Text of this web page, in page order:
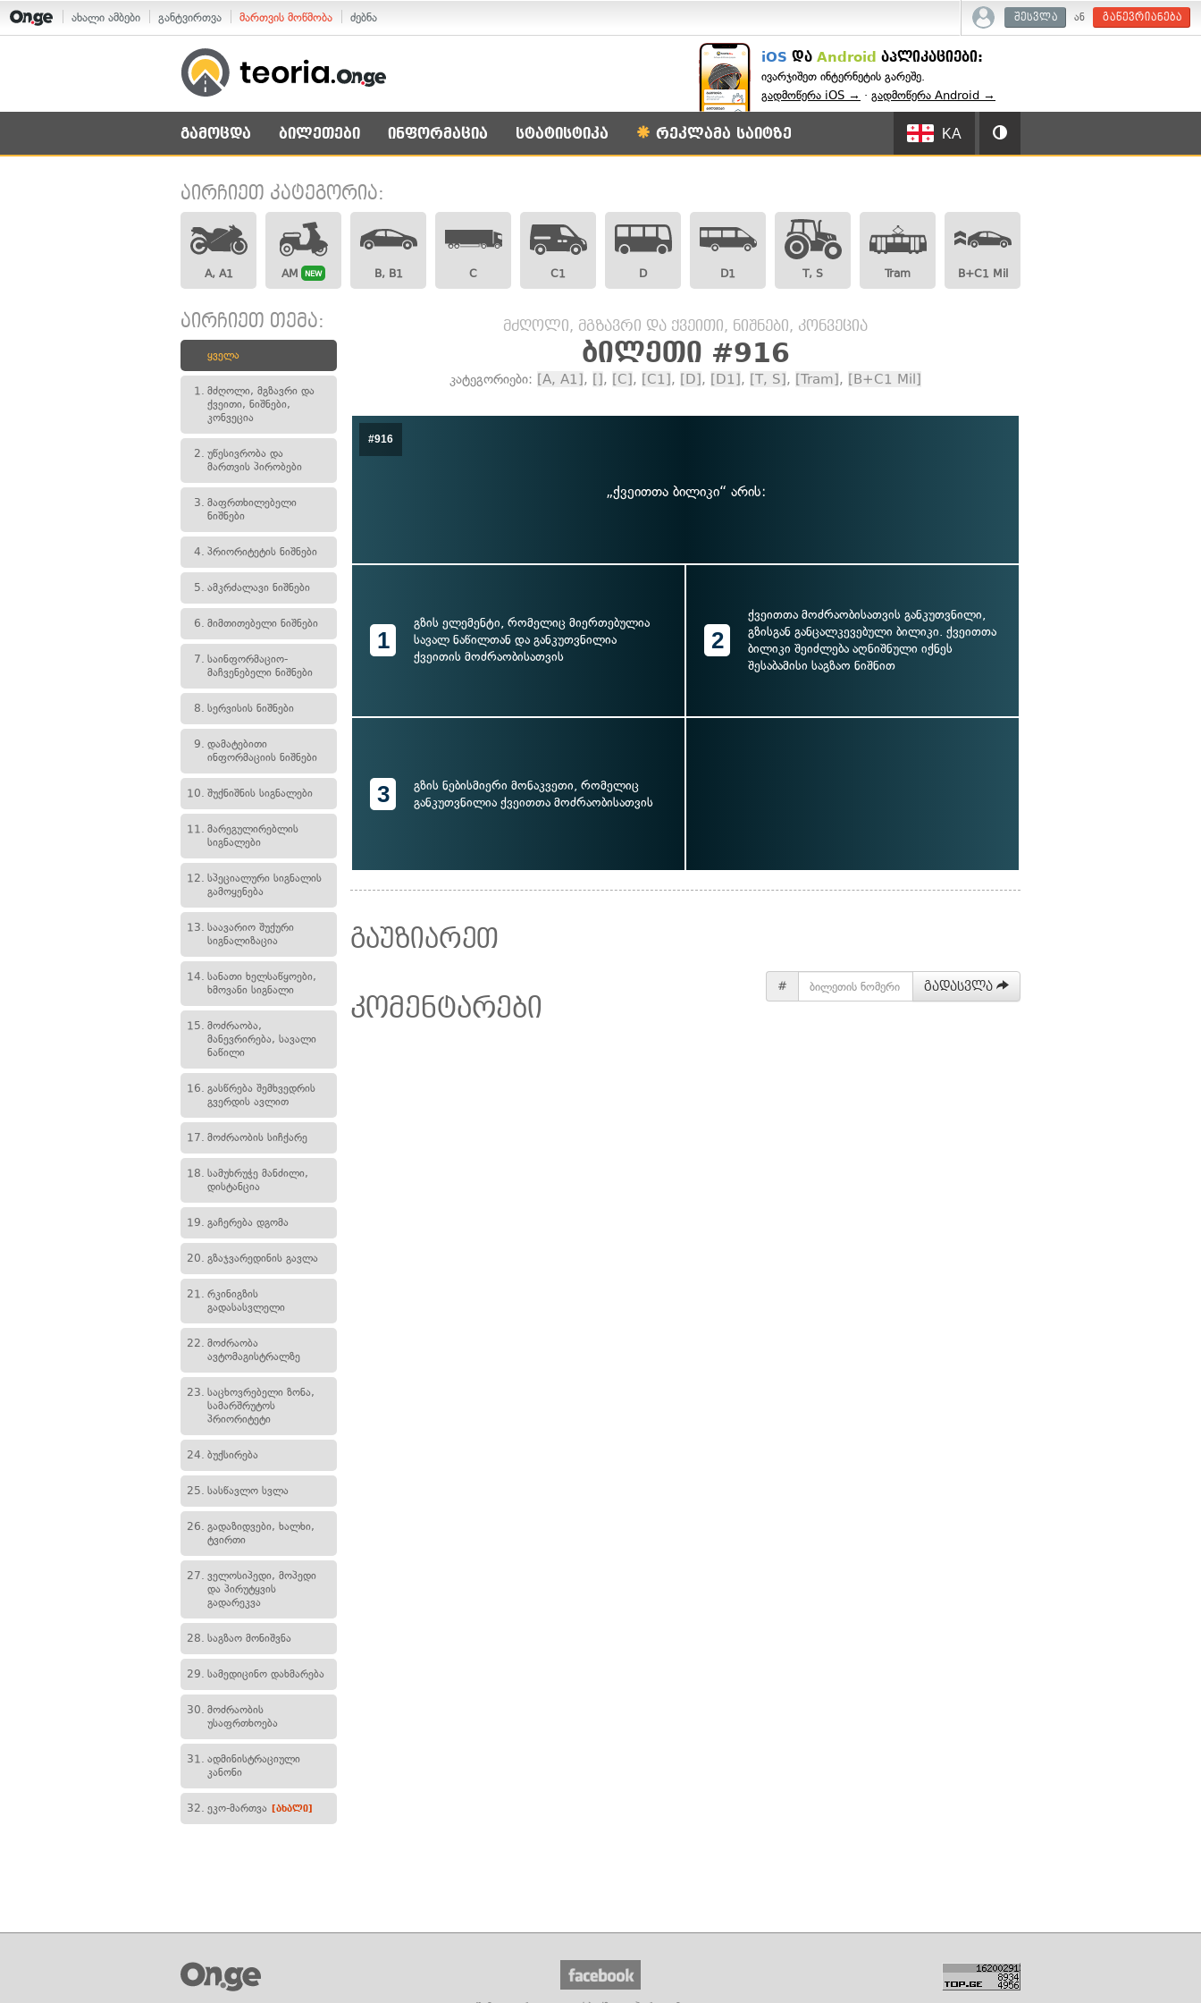
ახალი ამბები განტვირთვა მართვის მოწმობა ძებნა შესვლა ან გაწევრიანება
iOS და Android აპლიკაციები:
ივარჯიშეთ ინტერნეტის გარეშე.
გადმოწერა iOS → · გადმოწერა Android →
გამოცდა ბილეთები ინფორმაცია სტატისტიკა რეკლამა საიტზე KA
აირჩიეთ კატეგორია:
A, A1 AM NEW B, B1 C C1 D D1 T, S Tram B+C1 Mil
აირჩიეთ თემა:
ყველა
1. მძღოლი, მგზავრი და
ქვეითი, ნიშნები,
კონვეცია
2. უწესივრობა და
მართვის პირობები
3. მაფრთხილებელი
ნიშნები
4. პრიორიტეტის ნიშნები
5. ამკრძალავი ნიშნები
6. მიმთითებელი ნიშნები
7. საინფორმაციო-
მაჩვენებელი ნიშნები
8. სერვისის ნიშნები
9. დამატებითი
ინფორმაციის ნიშნები
10. შუქნიშნის სიგნალები
11. მარეგულირებლის
სიგნალები
12. სპეციალური სიგნალის
გამოყენება
13. საავარიო შუქური
სიგნალიზაცია
14. სანათი ხელსაწყოები,
ხმოვანი სიგნალი
15. მოძრაობა,
მანევრირება, სავალი
ნაწილი
16. გასწრება შემხვედრის
გვერდის ავლით
17. მოძრაობის სიჩქარე
18. სამუხრუჭე მანძილი,
დისტანცია
19. გაჩერება დგომა
20. გზაჯვარედინის გავლა
21. რკინიგზის
გადასასვლელი
22. მოძრაობა
ავტომაგისტრალზე
23. საცხოვრებელი ზონა,
სამარშრუტოს
პრიორიტეტი
24. ბუქსირება
25. სასწავლო სვლა
26. გადაზიდვები, ხალხი,
ტვირთი
27. ველოსიპედი, მოპედი
და პირუტყვის
გადარეკვა
28. საგზაო მონიშვნა
29. სამედიცინო დახმარება
30. მოძრაობის
უსაფრთხოება
31. ადმინისტრაციული
კანონი
32. ეკო-მართვა [ახალი]
მძღოლი, მგზავრი და ქვეითი, ნიშნები, კონვეცია
ბილეთი #916
კატეგორიები: [A, A1], [], [C], [C1], [D], [D1], [T, S], [Tram], [B+C1 Mil]
#916
„ქვეითთა ბილიკი“ არის:
1
გზის ელემენტი, რომელიც მიერთებულია
სავალ ნაწილთან და განკუთვნილია
ქვეითის მოძრაობისათვის
2
ქვეითთა მოძრაობისათვის განკუთვნილი,
გზისგან განცალკევებული ბილიკი. ქვეითთა
ბილიკი შეიძლება აღნიშნული იქნეს
შესაბამისი საგზაო ნიშნით
3
გზის ნებისმიერი მონაკვეთი, რომელიც
განკუთვნილია ქვეითთა მოძრაობისათვის
# გადასვლა
გაუზიარეთ
კომენტარები